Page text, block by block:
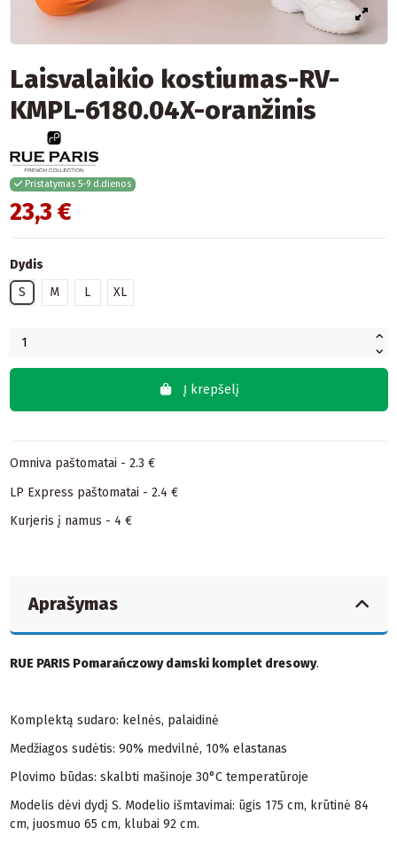
Laisvalaikio kostiumas-RV-
KMPL-6180.04X-oranžinis
Pristatymas 5-9 d.dienos
23,3 €
Dydis
S
M L XL
Į krepšelį
Omniva paštomatai - 2.3 €
LP Express paštomatai - 2.4 €
Kurjeris į namus - 4 €
Aprašymas
RUE PARIS Pomarańczowy damski komplet dresowy.
Komplektą sudaro: kelnės, palaidinė
Medžiagos sudėtis: 90% medvilnė, 10% elastanas
Plovimo būdas: skalbti mašinoje 30°C temperatūroje
Modelis dėvi dydį S. Modelio išmtavimai: ūgis 175 cm, krūtinė 84
cm, juosmuo 65 cm, klubai 92 cm.